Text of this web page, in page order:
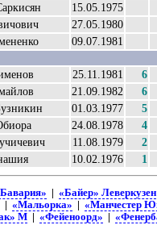
15.05.1975
27.05.1980
09.07.1981
25.11.1981 6
21.09.1982 6
01.03.1977 5
24.08.1978 4
11.08.1979 2
10.02.1976 1
| «Байер» Леверкузен
| «Мальорка» | «Манчестер
М| «Фейеноорд» |